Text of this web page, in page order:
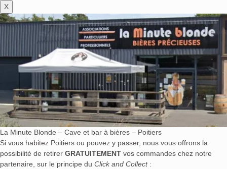
X
La Minute Blonde – Cave et bar à bières – Poitiers
Si vous habitez Poitiers ou pouvez y passer, nous vous offrons la
possibilité de retirer GRATUITEMENT vos commandes chez notre
partenaire, sur le principe du Click and Collect: